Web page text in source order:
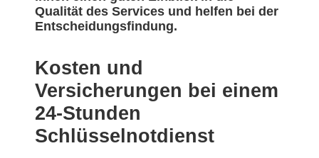
Qualität des Services und helfen bei der
Entscheidungsfindung.
Kosten und
Versicherungen bei einem
24-Stunden
Schlüsselnotdienst